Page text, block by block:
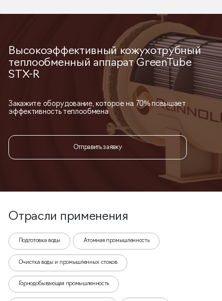
Высокоэффективный кожухотрубный
теплообменный аппарат GreenTube
STX-R
Закажите оборудование, которое на 70% повышает
эффективность теплообмена
Отправить заявку
Отрасли применения
Подготовка воды Атомная промышленность
Очистка воды и промышленных стоков
Горнодобывающая промышленность